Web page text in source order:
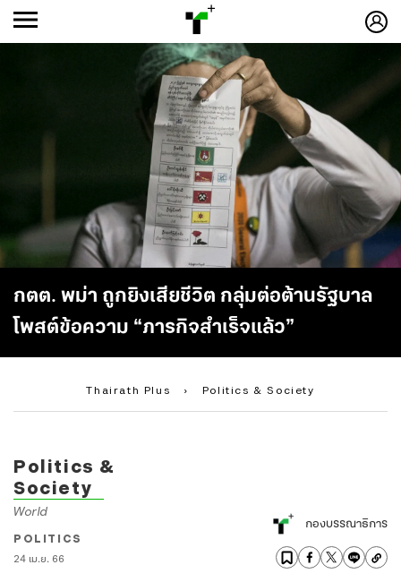
กตต. พม่า ถูกยิงเสียชีวิต กลุ่มต่อต้านรัฐบาล
โพสต์ข้อความ “ภารกิจสำเร็จแล้ว”
Thairath Plus › Politics & Society
-ก
Politics &
Society
World
POLITICS
24 เม.ย. 66
กองบรรณาธิการ